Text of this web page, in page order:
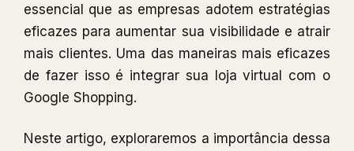
essencial que as empresas adotem estratégias
eficazes para aumentar sua visibilidade e atrair
mais clientes. Uma das maneiras mais eficazes
de fazer isso é integrar sua loja virtual com o
Google Shopping.
Neste artigo, exploraremos a importância dessa